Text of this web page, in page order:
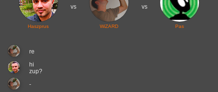
Haszprus
vs
WiZARD
vs
Pas
re
hi
zup?
-